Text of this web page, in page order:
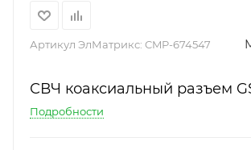
Артикул ЭлМатрикс: CMP-674547
СВЧ коаксиальный разъем
Подробности